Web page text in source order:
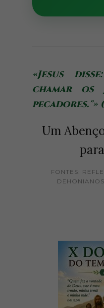
«Jesus
chamar os
pecadores."»
Um
FONTES: